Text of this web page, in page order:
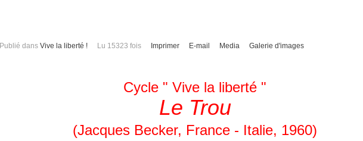
Publié dans Vive la liberté ! Lu 15323 fois Imprimer E-mail Media Galerie d'images
Cycle " Vive la liberté "
Le Trou
(Jacques Becker, France - Italie, 1960)